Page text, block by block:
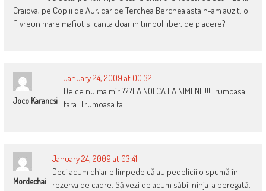
Craiova, pe Copiii de Aur, dar de Terchea Berchea asta n-am auzit. o
fi vreun mare mafiot si canta doar in timpul liber, de placere?
Joco Karancsi
January 24, 2009 at 00:32
De ce nu ma mir ???LA NOI CA LA NIMENI !!!! Frumoasa
tara…Frumoasa ta…..
Mordechai
January 24, 2009 at 03:41
Deci acum chiar e limpede că au pedelicii o spumă în
rezerva de cadre. Să vezi de acum săbii ninja la beregată.